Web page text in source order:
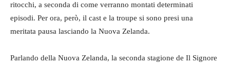
ritocchi, a seconda di come verranno montati determinati
episodi. Per ora, però, il cast e la troupe si sono presi una
meritata pausa lasciando la Nuova Zelanda.
Parlando della Nuova Zelanda, la seconda stagione de Il Signore